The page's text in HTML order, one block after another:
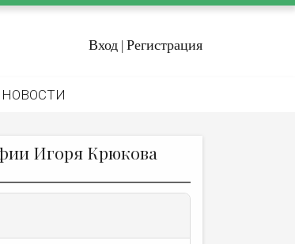
Вход | Регистрация
НОВОСТИ
Игоря Крюкова